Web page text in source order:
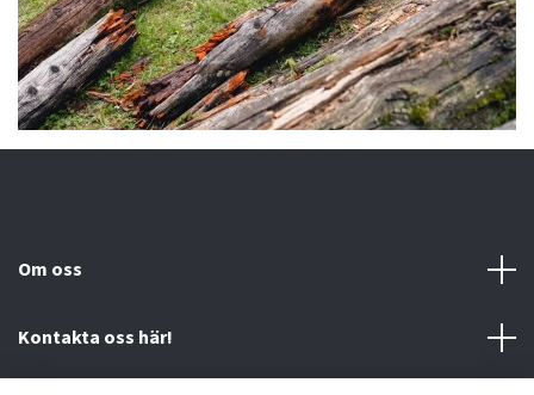
Om oss
Kontakta oss här!